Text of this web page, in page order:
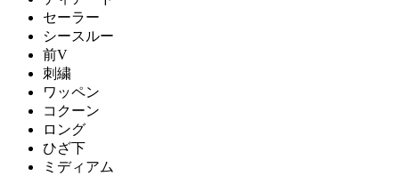
セーラー
シースルー
前V
刺繍
ワッペン
コクーン
ロング
ひざ下
ミディアム